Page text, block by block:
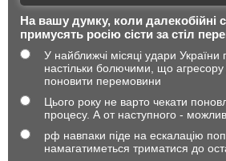
На вашу думку, коли далекобійні
примусять росію сісти за стіл
У найближчі місяці удари України
настільки болючими, що агресору
поновити перемовини
Цього року не варто чекати
процесу. А от наступного -
рф навпаки піде на ескалацію
намагатиметься триматися до